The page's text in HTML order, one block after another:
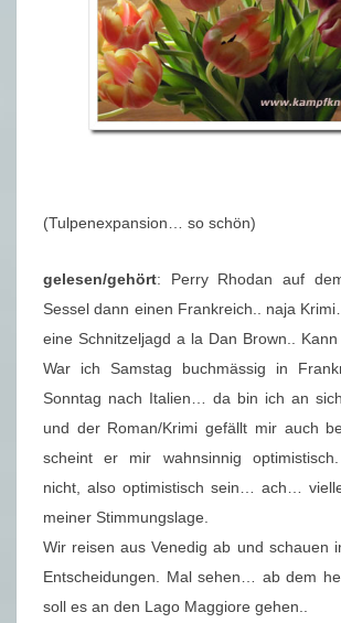
(Tulpenexpansion… so schön)
gelesen/gehört: Perry Rhodan auf
Sessel dann einen Frankreich.. naja
eine Schnitzeljagd a la Dan Brown..
War ich Samstag buchmässig in
Sonntag nach Italien… da bin ich an
und der Roman/Krimi gefällt mir auch
scheint er mir wahnsinnig
nicht, also optimistisch sein… ach…
meiner Stimmungslage.
Wir reisen aus Venedig ab und schauen
Entscheidungen. Mal sehen… ab dem
soll es an den Lago Maggiore gehen..